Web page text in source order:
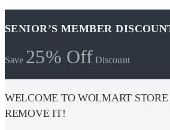
SENIOR’S MEMBER
Save 25% Off Discount
WELCOME TO WOLMART STORE
REMOVE IT!